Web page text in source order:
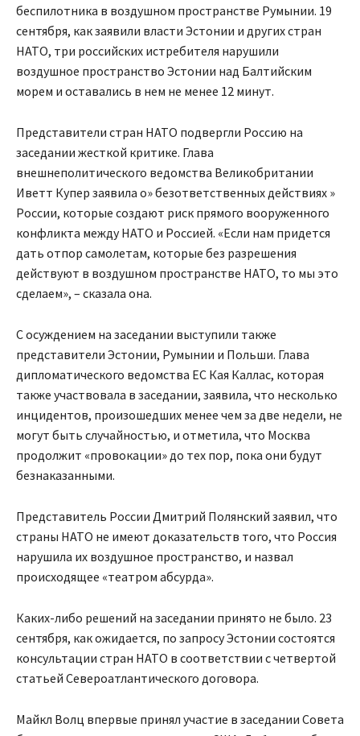
беспилотника в воздушном пространстве Румынии. 19
сентября, как заявили власти Эстонии и других стран
НАТО, три российских истребителя нарушили
воздушное пространство Эстонии над Балтийским
морем и оставались в нем не менее 12 минут.
Представители стран НАТО подвергли Россию на
заседании жесткой критике. Глава
внешнеполитического ведомства Великобритании
Иветт Купер заявила о» безответственных действиях »
России, которые создают риск прямого вооруженного
конфликта между НАТО и Россией. «Если нам придется
дать отпор самолетам, которые без разрешения
действуют в воздушном пространстве НАТО, то мы это
сделаем», – сказала она.
С осуждением на заседании выступили также
представители Эстонии, Румынии и Польши. Глава
дипломатического ведомства ЕС Кая Каллас, которая
также участвовала в заседании, заявила, что несколько
инцидентов, произошедших менее чем за две недели, не
могут быть случайностью, и отметила, что Москва
продолжит «провокации» до тех пор, пока они будут
безнаказанными.
Представитель России Дмитрий Полянский заявил, что
страны НАТО не имеют доказательств того, что Россия
нарушила их воздушное пространство, и назвал
происходящее «театром абсурда».
Каких-либо решений на заседании принято не было. 23
сентября, как ожидается, по запросу Эстонии состоятся
консультации стран НАТО в соответствии с четвертой
статьей Североатлантического договора.
Майкл Волц впервые принял участие в заседании Совета